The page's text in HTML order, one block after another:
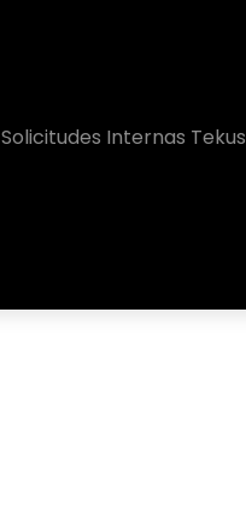
Solicitudes Internas Tekus